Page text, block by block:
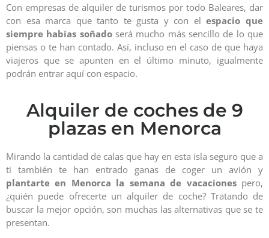
Con empresas de alquiler de turismos por todo Baleares, dar
con esa marca que tanto te gusta y con elespacio que
siempre habías soñadoserá mucho más sencillo de lo que
piensas o te han contado. Así, incluso en el caso de que haya
viajeros que se apunten en el último minuto, igualmente
podrán entrar aquí con espacio.
Alquiler de coches de 9
plazas en Menorca
Mirando la cantidad de calas que hay en esta isla seguro que a
ti también te han entrado ganas de coger un avión y
plantarte en Menorca la semana de vacacionespero,
¿quién puede ofrecerte un alquiler de coche? Tratando de
buscar la mejor opción, son muchas las alternativas que se te
presentan.